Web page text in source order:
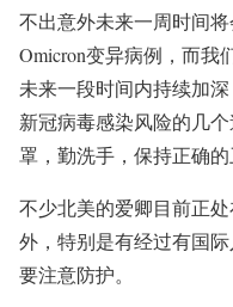
不出意外未来一周时间
Omicron变异病例，而我
未来一段时间内持续加
新冠病毒感染风险的几个
罩，勤洗手，保持正确的
不少北美的爱卿目前正
外，特别是有经过有国
要注意防护。